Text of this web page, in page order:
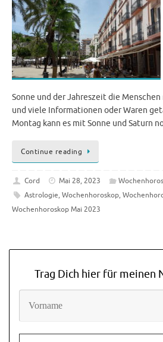
Sonne und der Jahreszeit die
und viele Informationen oder Waren
Montag kann es mit Sonne und Saturn
Continue reading
Cord Mai 28, 2023
Astrologie, Wochenhoroskop,
Wochenhoroskop Mai 2023
Trag Dich hier für meinen